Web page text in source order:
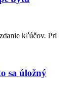
kľúčov. Pri
sa úložný